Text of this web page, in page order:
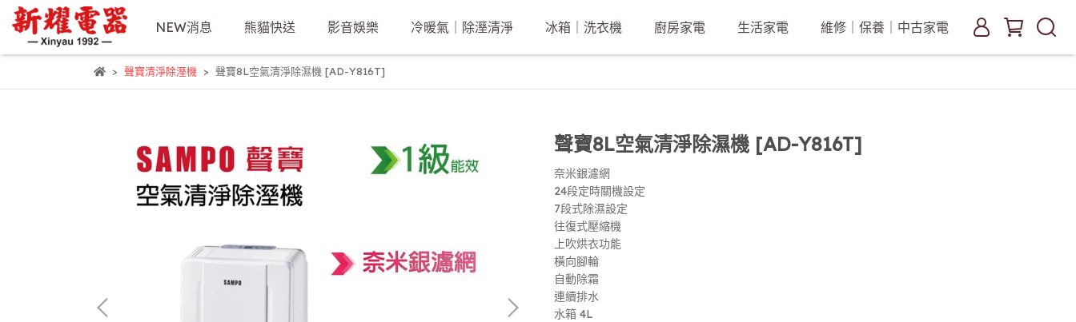
NEW消息 熊貓快送 影音娛樂 冷暖氣｜除溼清淨 冰箱｜洗衣機 廚房家電 生活家電 維修｜保養｜中古家電
聲寶清淨除溼機 聲寶8L空氣清淨除濕機 [AD-Y816T]
聲寶8L空氣清淨除濕機 [AD-Y816T]
奈米銀濾網
24段定時關機設定
7段式除濕設定
往復式壓縮機
上吹烘衣功能
橫向腳輪
自動除霜
連續排水
水箱 4L